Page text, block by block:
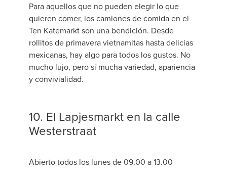
Para aquellos que no pueden elegir lo que
quieren comer, los camiones de comida en el
Ten Katemarkt son una bendición. Desde
rollitos de primavera vietnamitas hasta delicias
mexicanas, hay algo para todos los gustos. No
mucho lujo, pero sí mucha variedad, apariencia
y convivialidad.
10. El Lapjesmarkt en la calle
Westerstraat
Abierto todos los lunes de 09.00 a 13.00